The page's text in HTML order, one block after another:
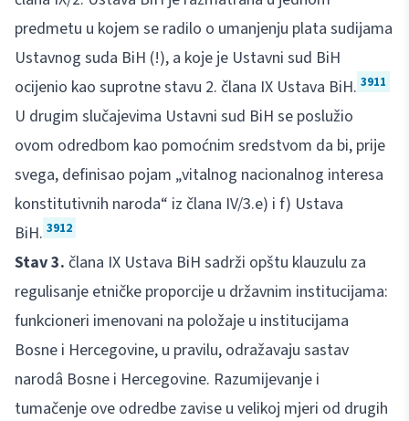
predmetu u kojem se radilo o umanjenju plata sudijama
Ustavnog suda BiH (!), a koje je Ustavni sud BiH
ocijenio kao suprotne stavu 2. člana IX Ustava BiH. 3911
U drugim slučajevima Ustavni sud BiH se poslužio
ovom odredbom kao pomoćnim sredstvom da bi, prije
svega, definisao pojam „vitalnog nacionalnog interesa
konstitutivnih naroda“ iz člana IV/3.e) i f) Ustava
BiH. 3912
Stav 3. člana IX Ustava BiH sadrži opštu klauzulu za
regulisanje etničke proporcije u državnim institucijama:
funkcioneri imenovani na položaje u institucijama
Bosne i Hercegovine, u pravilu, odražavaju sastav
narodâ Bosne i Hercegovine. Razumijevanje i
tumačenje ove odredbe zavise u velikoj mjeri od drugih